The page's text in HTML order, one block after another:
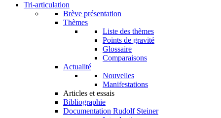
Tri-articulation
Brève présentation
Thèmes
Liste des thèmes
Points de gravité
Glossaire
Comparaisons
Actualité
Nouvelles
Manifestations
Articles et essais
Bibliographie
Documentation Rudolf Steiner